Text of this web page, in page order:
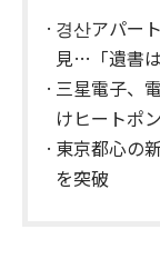
경산アパー
見…「遺書は
三星電子、
けヒートポ
東京都心の
を突破